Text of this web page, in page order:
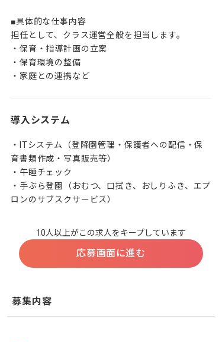
■具体的な仕事内容
担任として、クラス運営全般を担当します。
・保育・指導計画の立案
・保育環境の整備
・家庭との連携など
導入システム
・ITシステム（登降園管理・保護者への配信・保
育書類作成・写真販売等）
・午睡チェック
・手ぶら登園（おむつ、口拭き、おしりふき、エプ
ロンのサブスクサービス）
10人以上がこの求人をキープしています
応募画面に進む
募集内容